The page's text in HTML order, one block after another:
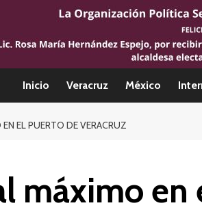
Inicio Veracruz México
EL PUERTO DE VERACRUZ
máximo en